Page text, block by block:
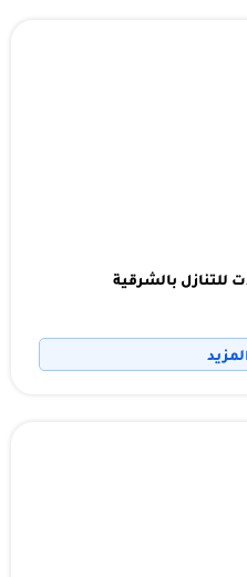
للتنازل بالشرقية